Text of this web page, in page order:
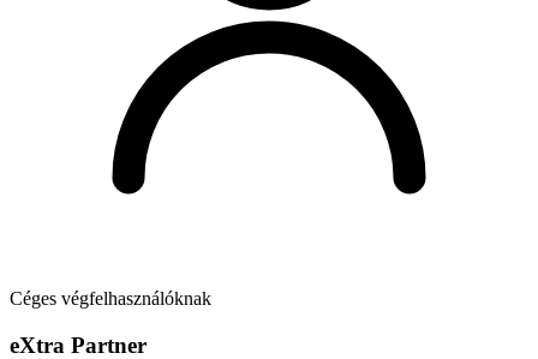
Céges végfelhasználóknak
eXtra Partner